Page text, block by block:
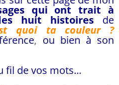
qui ont trait à
huit histoires de
quoi ta couleur ?
, ou bien à son
fil de vos mots...